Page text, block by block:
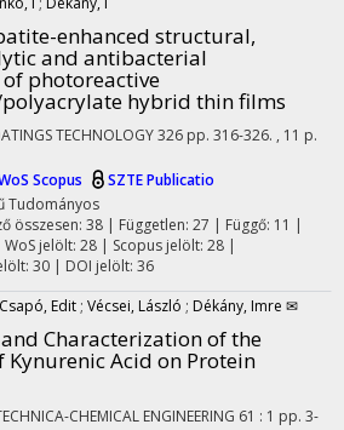
enhanced structural,
and antibacterial
photoreactive
hybrid thin films
TECHNOLOGY326 pp. 316-326. , 11 p.
Scopus
SZTE Publicatio
Tudományos
összesen: 38| Független: 27 | Függő: 11 |
jelölt: 28 | Scopus jelölt: 28 |
30 | DOI jelölt: 36
Csapó, Edit ; Vécsei, László ; Dékány, Imre ✉
Characterization of the
Kynurenic Acid on Protein
CHEMICAL ENGINEERING 61 : 1 pp. 3-